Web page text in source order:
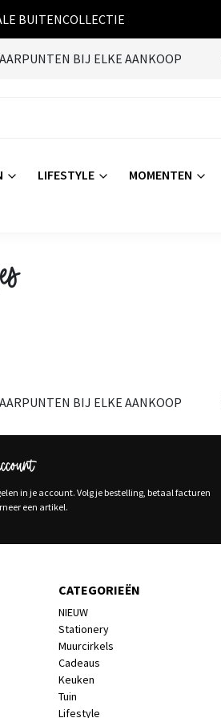
BUITENCOLLECTIE
BIJ ELKE AANKOOP
LIFESTYLE MOMENTEN
BIJ ELKE AANKOOP
in je account. Volg je bestelling, betaal facturen
een artikel.
CATEGORIEËN
NIEUW
Stationery
Muurcirkels
Cadeaus
Keuken
Tuin
Lifestyle